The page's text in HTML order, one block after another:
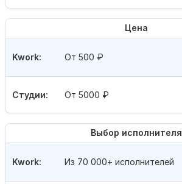
Цена
Студии: От 5000 ₽
Kwork: От 500 ₽
Выбор исполнителя
Kwork: Из 70 000+ исполнителей